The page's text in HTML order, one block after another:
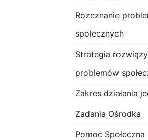
Rozeznanie
społecznych
Strategia
problemów
Zakres działania
Zadania Ośrodka
Pomoc Społeczna